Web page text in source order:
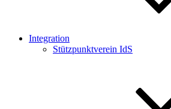
Integration
Stützpunktverein IdS